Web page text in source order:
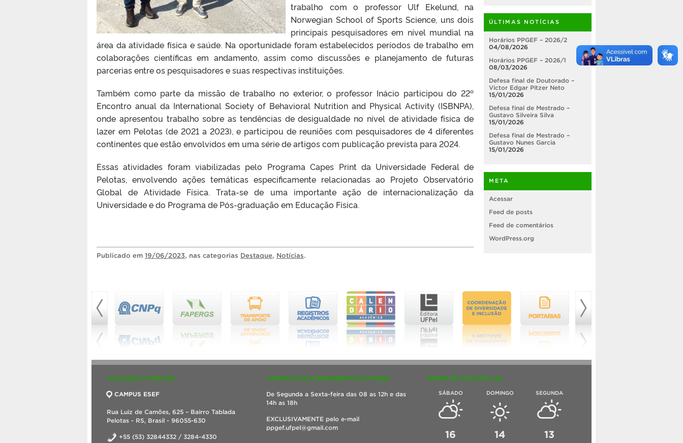
trabalho com o professor Ulf Ekelund, na
Norwegian School of Sports Science, uns dois
principais pesquisadores em nível mundial na
área da atividade física e saúde. Na oportunidade foram estabelecidos períodos de trabalho em
colaborações científicas em andamento, assim como discussões e planejamento de futuras
parcerias entre os pesquisadores e suas respectivas instituições.
Também como parte da missão de trabalho no exterior, o professor Inácio participou do 22º
Encontro anual da International Society of Behavioral Nutrition and Physical Activity (ISBNPA),
onde apresentou trabalho sobre as tendências de desigualdade no nível de atividade física de
lazer em Pelotas (de 2021 a 2023), e participou de reuniões com pesquisadores de 4 diferentes
continentes que estão envolvidos em uma série de artigos com publicação prevista para 2024.
Essas atividades foram viabilizadas pelo Programa Capes Print da Universidade Federal de
Pelotas, envolvendo ações temáticas especificamente relacionadas ao Projeto Observatório
Global de Atividade Física. Trata-se de uma importante ação de internacionalização da
Universidade e do Programa de Pós-graduação em Educação Física.
Publicado em 19/06/2023, nas categorias Destaque, Notícias.
ÚLTIMAS NOTÍCIAS
Horários PPGEF – 2026/2
04/08/2026
Horários PPGEF – 2026/1
08/03/2026
Defesa final de Doutorado –
Victor Edgar Pitzer Neto
15/01/2026
Defesa final de Mestrado –
Gustavo Silveira Silva
15/01/2026
Defesa final de Mestrado –
Gustavo Nunes Garcia
15/01/2026
META
Acessar
Feed de posts
Feed de comentários
WordPress.org
LOCALIZE O PPGCMH
CAMPUS ESEF
Rua Luiz de Camões, 625 – Bairro Tablada
Pelotas - RS, Brasil - 96055-630
+55 (53) 32844332 / 3284-4330
HORÁRIO DE ATENDIMENTO DO PPGEF
De Segunda a Sexta-feira das 08 as 12h e das
14h as 18h
EXCLUSIVAMENTE pelo e-mail
ppgef.ufpel@gmail.com
TEMPO EM PELOTAS, RS
SÁBADO
16
DOMINGO
14
SEGUNDA
13